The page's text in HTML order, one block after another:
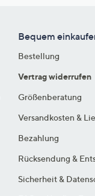
Bequem
Bestellung
Vertrag widerrufen
Größenberatung
Versandkosten &
Bezahlung
Rücksendung &
Sicherheit &